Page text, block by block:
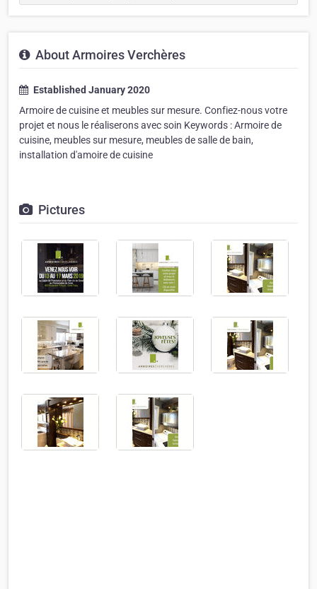
About Armoires Verchères
Established January 2020
Armoire de cuisine et meubles sur mesure. Confiez-nous votre
projet et nous le réaliserons avec soin Keywords : Armoire de
cuisine, meubles sur mesure, meubles de salle de bain,
installation d'amoire de cuisine
Pictures